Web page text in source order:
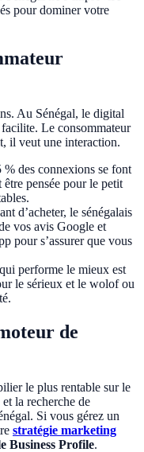
pour dominer votre
Au Sénégal, le digital
Le consommateur
il veut une interaction.
% des connexions se font
pensée pour le petit
d’acheter, le sénégalais
vos avis Google et
pour s’assurer que vous
performe le mieux est
le sérieux et le wolof ou
de
le plus rentable sur le
la recherche de
Si vous gérez un
stratégie marketing
Business Profile.